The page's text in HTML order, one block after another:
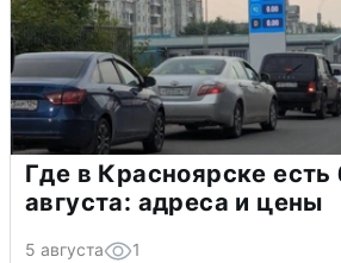
Где в Красноярске есть
августа: адреса и цены
5 августа 1